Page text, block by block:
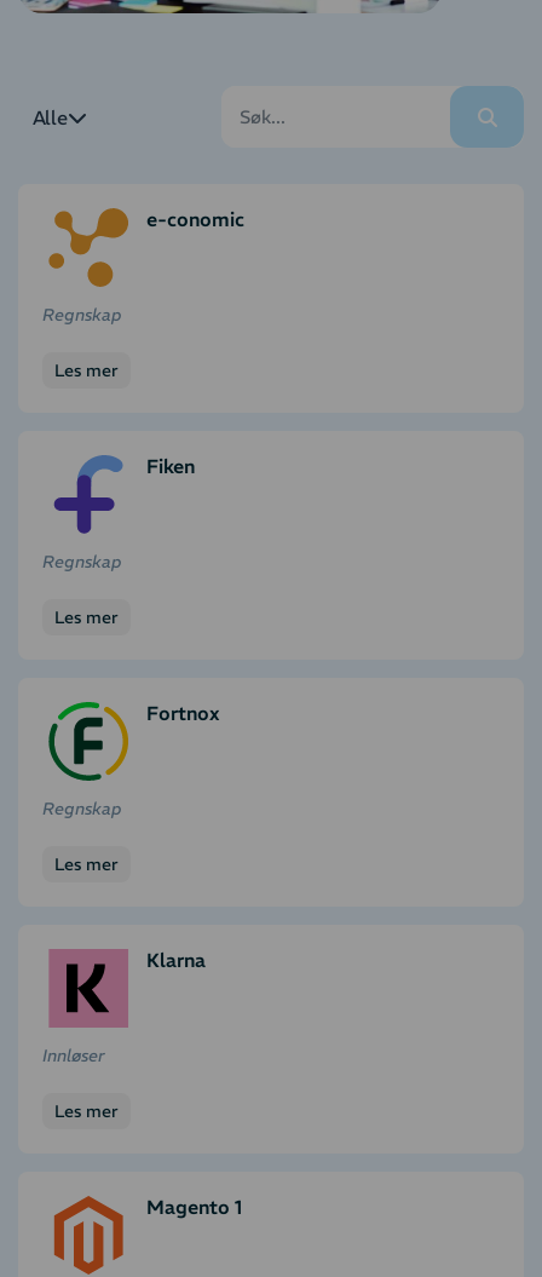
Alle
e-conomic
Regnskap
Les mer
Fiken
Regnskap
Les mer
Fortnox
Regnskap
Les mer
Klarna
Innløser
Les mer
Magento 1